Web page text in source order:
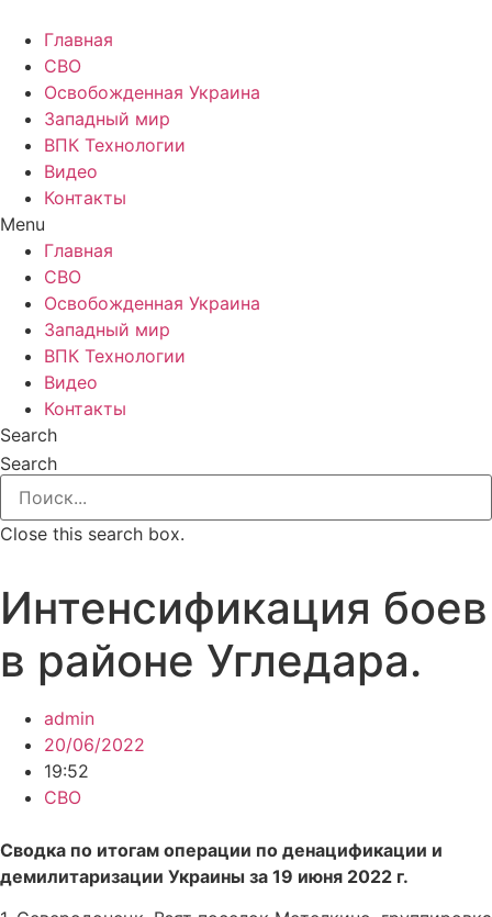
Главная
СВО
Освобожденная Украина
Западный мир
ВПК Технологии
Видео
Контакты
Menu
Главная
СВО
Освобожденная Украина
Западный мир
ВПК Технологии
Видео
Контакты
Search
Search
Close this search box.
Интенсификация боев
в районе Угледара.
admin
20/06/2022
19:52
СВО
Сводка по итогам операции по денацификации и
демилитаризации Украины за 19 июня 2022 г.